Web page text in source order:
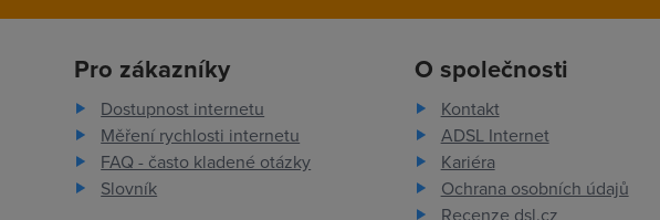
Pro zákazníky
Dostupnost internetu
Měření rychlosti internetu
FAQ - často kladené otázky
Slovník
O společnosti
Kontakt
ADSL Internet
Kariéra
Ochrana osobních údajů
Recenze dsl.cz